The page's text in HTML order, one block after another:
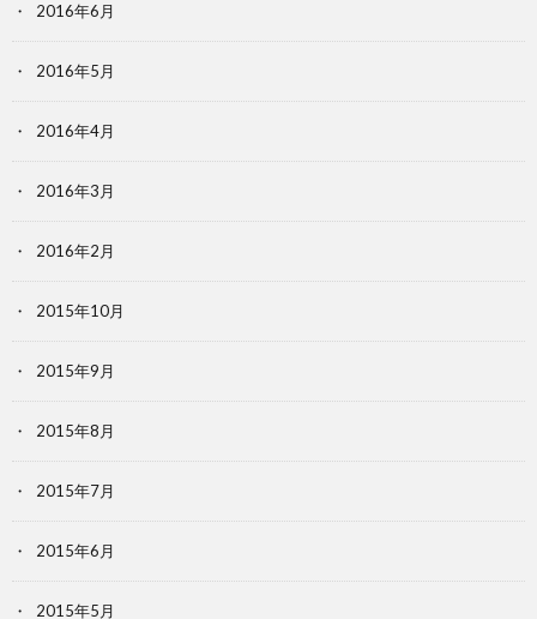
2016年6月
2016年5月
2016年4月
2016年3月
2016年2月
2015年10月
2015年9月
2015年8月
2015年7月
2015年6月
2015年5月